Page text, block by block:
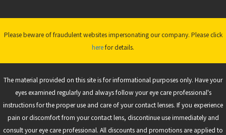
Please beware of fraudulent websites impersonating our company. Please click
herefor details.
The material provided on this site is for informational purposes only. Have your
eyes examined regularly and always follow your eye care professional's
instructions for the proper use and care of your contact lenses. If you experience
pain or discomfort from your contact lens, discontinue use immediately and
consult your eye care professional. All discounts and promotions are applied to